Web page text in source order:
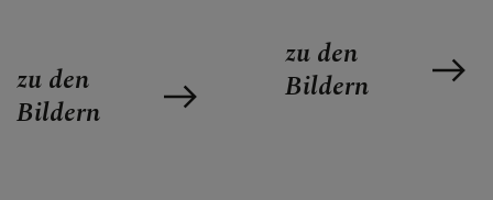
SONSTIGES
zu den
Bildern
zu den
Bildern